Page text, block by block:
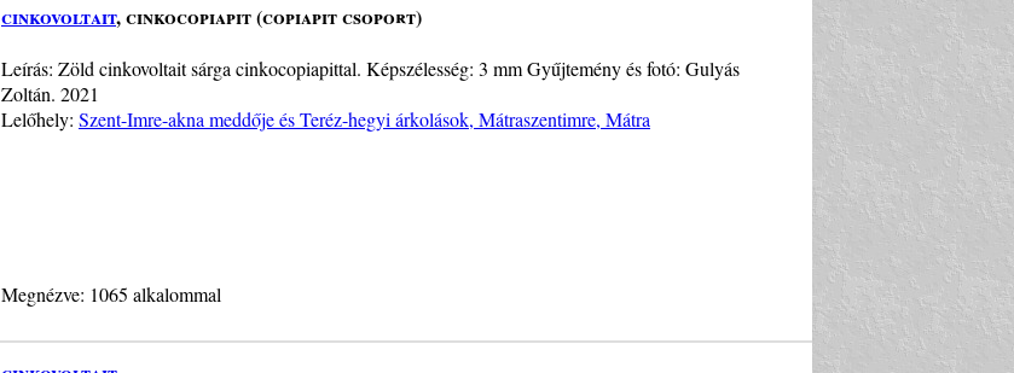
cinkovoltait, cinkocopiapit (copiapit csoport)
Leírás: Zöld cinkovoltait sárga cinkocopiapittal. Képszélesség: 3 mm Gyűjtemény és fotó: Gulyás
Zoltán. 2021
Lelőhely: Szent-Imre-akna meddője és Teréz-hegyi árkolások, Mátraszentimre, Mátra
Megnézve: 1065 alkalommal